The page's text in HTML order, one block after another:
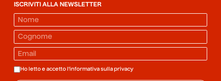
ISCRIVITI ALLA NEWSLETTER
Ho letto e accetto l'informativa sulla privacy